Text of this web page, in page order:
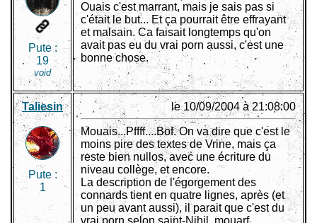
Pute :
19
void
Ouais c'est marrant, mais je sais pas si
c'était le but... Et ça pourrait être effrayant
et malsain. Ca faisait longtemps qu'on
avait pas eu du vrai porn aussi, c'est une
bonne chose.
Taliesin
Pute :
1
le 10/09/2004 à 21:08:00
Mouais...Pffff....Bof. On va dire que c'est le
moins pire des textes de Vrine, mais ça
reste bien nullos, avec une écriture du
niveau collège, et encore.
La description de l'égorgement des
connards tient en quatre lignes, après (et
un peu avant aussi), il parait que c'est du